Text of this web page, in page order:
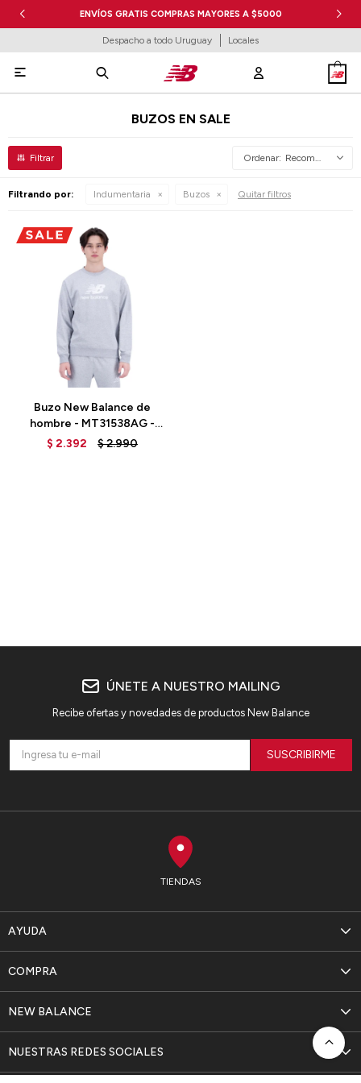
ENVÍOS GRATIS COMPRAS MAYORES A $5000
Despacho a todo Uruguay Locales

BUZOS EN SALE
Recomendados
Filtrando por: Indumentaria Buzos Quitar filtros
Buzo New Balance de
hombre - MT31538AG -
GREY
$ 2.392 $2.990
TIENDAS
AYUDA
NEW BALANCE
COMPRA
NUESTRAS REDES SOCIALES
ÚNETE A NUESTRO MAILING
Recibe ofertas y novedades de productos New Balance
SUSCRIBIRME